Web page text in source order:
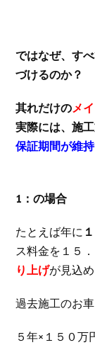
ではなぜ、す
づけるのか？
其れだけのメ
実際には、施
保証期間が維
1：の場合
たとえば年に
ス料金を１５
り上げが見込め
過去施工のお
５年×１５０万